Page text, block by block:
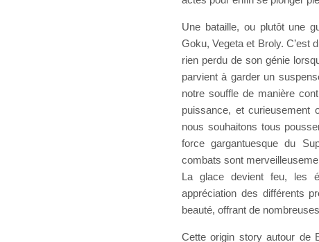
Une bataille, ou plutôt une
Goku, Vegeta et Broly. C’est
rien perdu de son génie
parvient à garder un
notre souffle de manière
puissance, et curieusement
nous souhaitons tous
force gargantuesque du
combats sont
La glace devient feu, les
appréciation des différents
beauté, offrant de
Cette origin story autour de